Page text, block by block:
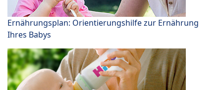
Ernährungsplan: Orientierungshilfe zur Ernährung
Ihres Babys